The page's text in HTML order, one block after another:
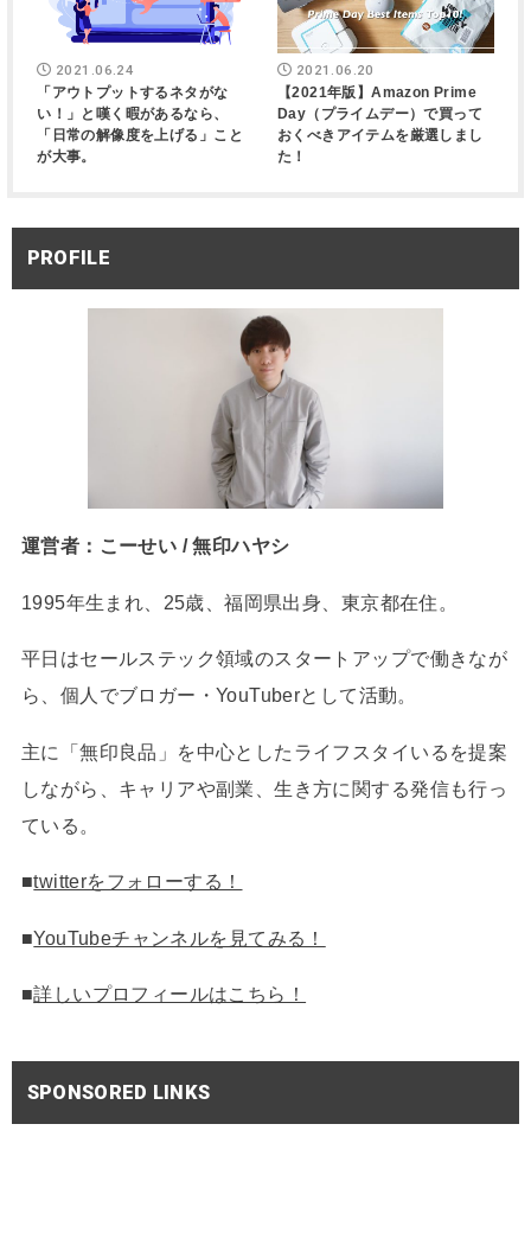
2021.06.24
「アウトプットするネタがな
い！」と嘆く暇があるなら、
「日常の解像度を上げる」こと
が大事。
2021.06.20
【2021年版】Amazon Prime
Day（プライムデー）で買って
おくべきアイテムを厳選しまし
た！
PROFILE
運営者：こーせい / 無印ハヤシ
1995年生まれ、25歳、福岡県出身、東京都在住。
平日はセールステック領域のスタートアップで働きなが
ら、個人でブロガー・YouTuberとして活動。
主に「無印良品」を中心としたライフスタイいるを提案
しながら、キャリアや副業、生き方に関する発信も行っ
ている。
■twitterをフォローする！
■YouTubeチャンネルを見てみる！
■詳しいプロフィールはこちら！
SPONSORED LINKS